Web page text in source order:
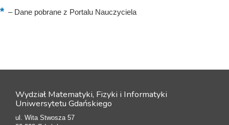
–Dane pobrane z Portalu Nauczyciela
Wydział Matematyki, Fizyki i Informatyki
Uniwersytetu Gdańskiego
ul. Wita Stwosza 57